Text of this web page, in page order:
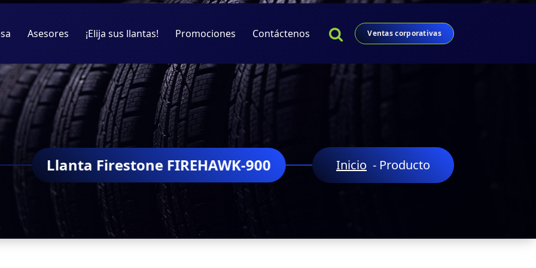
Asesores ¡Elija sus llantas! Promociones Contáctenos Ventas corporativas
FIREHAWK-900 Inicio - Producto